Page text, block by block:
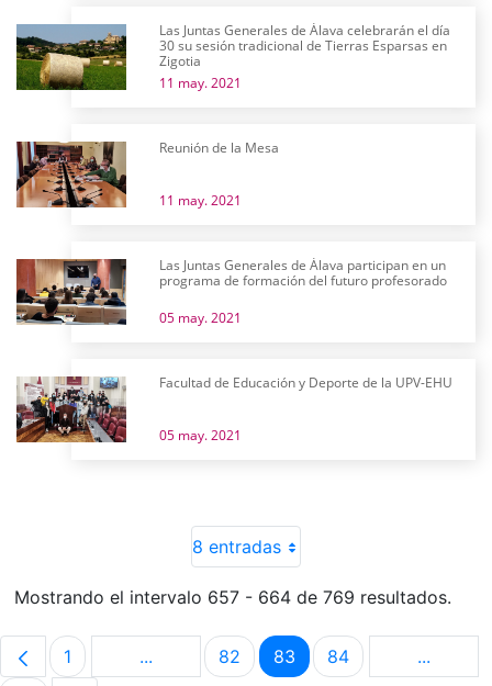
Las Juntas Generales de Álava celebrarán el día
30 su sesión tradicional de Tierras Esparsas en
Zigotia
11 may. 2021
Reunión de la Mesa
11 may. 2021
Las Juntas Generales de Álava participan en un
programa de formación del futuro profesorado
05 may. 2021
Facultad de Educación y Deporte de la UPV-EHU
05 may. 2021
8 entradas
Mostrando el intervalo 657 - 664 de 769 resultados.
Página
1 ...Páginas intermedias Use TAB para
Página
82 Página
83 Página
84 ...